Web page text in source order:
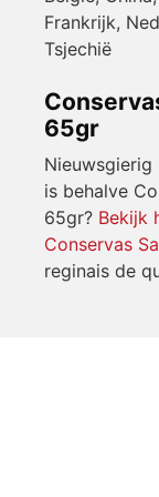
Frankrijk,
Tsjechië
65gr
is behalve
65gr? Bekijk
Conservas
reginais de